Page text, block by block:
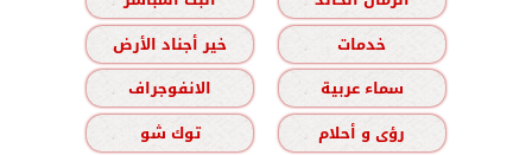
خدمات
خير أجناد الأرض
سماء عربية
الانفوجراف
رؤى و أحلام
توك شو